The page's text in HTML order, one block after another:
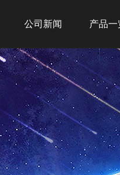
产品一
商务租
商用产
家用产
净水产
公司新闻
公司新闻
行业新闻